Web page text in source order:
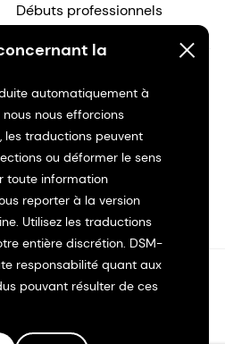
la
automatiquement à
nous nous efforcions
les traductions peuvent
ou déformer le sens
toute information
reporter à la version
Utilisez les traductions
entière discrétion. DSM-
responsabilité quant aux
pouvant résulter de ces
Débuts professionnels
droits réservés.